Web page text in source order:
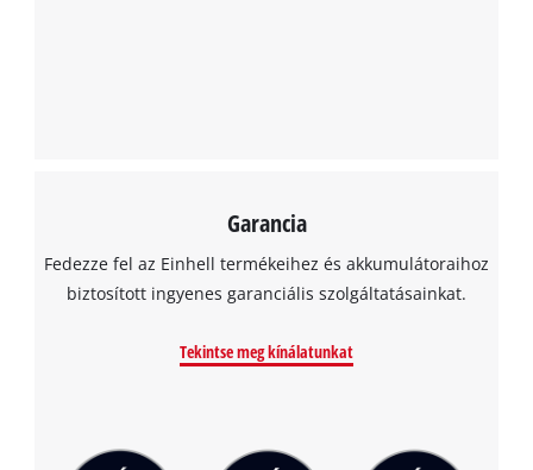
Garancia
Fedezze fel az Einhell termékeihez és akkumulátoraihoz
biztosított ingyenes garanciális szolgáltatásainkat.
Tekintse meg kínálatunkat